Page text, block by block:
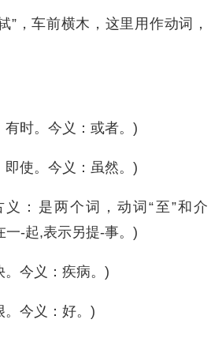
”，车前横木，这里用作动词，
时。今义：或者。)
使。今义：虽然。)
：是两个词，动词“至”和介
一-起,表示另提-事。)
。今义：疾病。)
。今义：好。)